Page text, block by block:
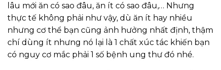
lâu mới ăn có sao đâu, ăn ít có sao đâu,… Nhưng
thực tế không phải như vậy, dù ăn ít hay nhiều
nhưng cơ thể bạn cũng ảnh hưởng nhất định, thậm
chí dùng ít nhưng nó lại là 1 chất xúc tác khiến bạn
có nguy cơ mắc phải 1 số bệnh ung thư đó nhé.